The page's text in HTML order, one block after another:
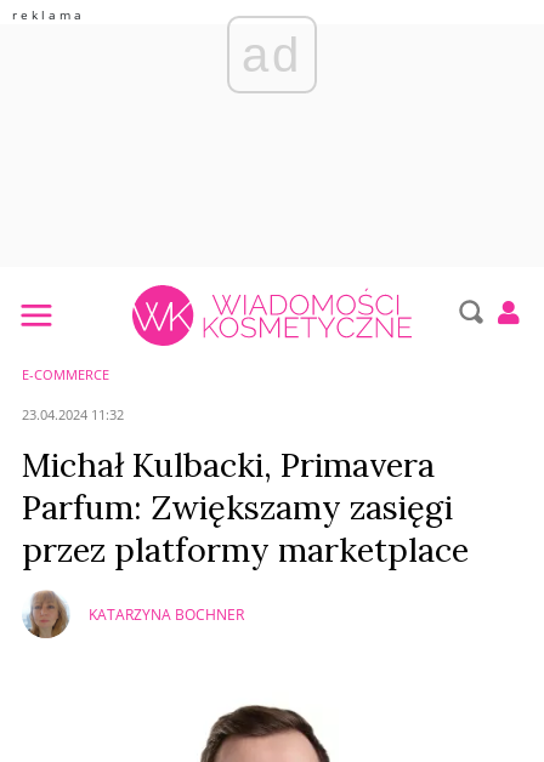
ad
E-COMMERCE
23.04.2024 11:32
Michał Kulbacki, Primavera
Parfum: Zwiększamy zasięgi
przez platformy marketplace
KATARZYNA BOCHNER